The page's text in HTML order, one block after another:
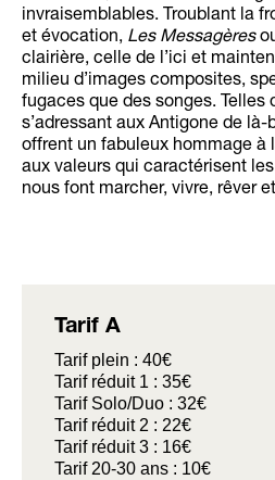
invraisemblables. Troublant la
et évocation, Les Messagères
clairière, celle de l’ici et
milieu d’images composites,
fugaces que des songes. Telles
s’adressant aux Antigone de là-
offrent un fabuleux hommage à
aux valeurs qui caractérisent
nous font marcher, vivre, rêver
Tarif A
Tarif plein : 40€
Tarif réduit 1 : 35€
Tarif Solo/Duo : 32€
Tarif réduit 2 : 22€
Tarif réduit 3 : 16€
Tarif 20-30 ans : 10€